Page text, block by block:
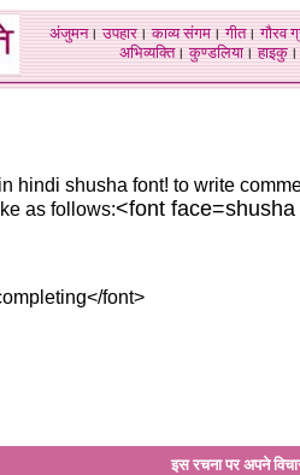
अंजुमन।उपहार।काव्य संगम।गीत।गौरव
अभिव्यक्ति।कुण्डलिया।हाइकु
hindi shusha font! to write
as follows:<font
font>
इस रचना पर अपने